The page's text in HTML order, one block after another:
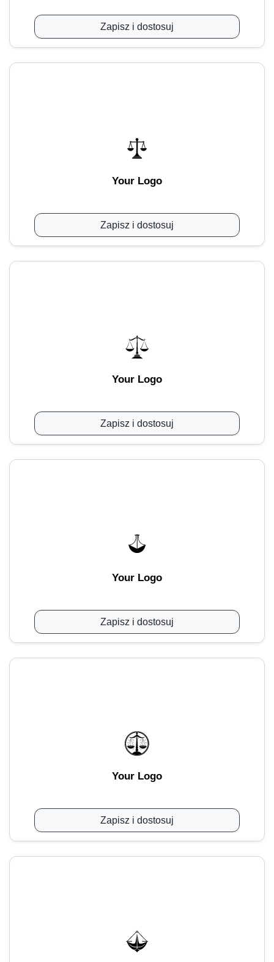
Zapisz i dostosuj
Your Logo
Zapisz i dostosuj
Your Logo
Zapisz i dostosuj
Your Logo
Zapisz i dostosuj
Your Logo
Zapisz i dostosuj